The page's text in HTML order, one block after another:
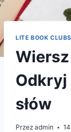
LITE BOOK CLUBS
Odkryj
słów
Przezadmin